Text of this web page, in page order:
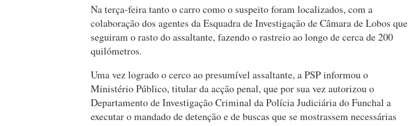
Na terça-feira tanto o carro como o suspeito foram localizados, com a
colaboração dos agentes da Esquadra de Investigação de Câmara de Lobos que
seguiram o rasto do assaltante, fazendo o rastreio ao longo de cerca de 200
quilómetros.
Uma vez logrado o cerco ao presumível assaltante, a PSP informou o
Ministério Público, titular da acção penal, que por sua vez autorizou o
Departamento de Investigação Criminal da Polícia Judiciária do Funchal a
executar o mandado de detenção e de buscas que se mostrassem necessárias